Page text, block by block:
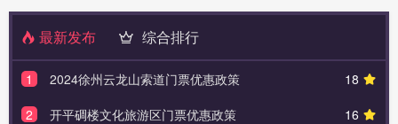
最新发布 综合排行
18
1
2024徐州云龙山索道门票优惠政策
16
2
开平碉楼文化旅游区门票优惠政策